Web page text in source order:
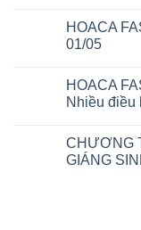
HOACA
01/05
HOACA
Nhiều điều
CHƯƠNG
GIÁNG